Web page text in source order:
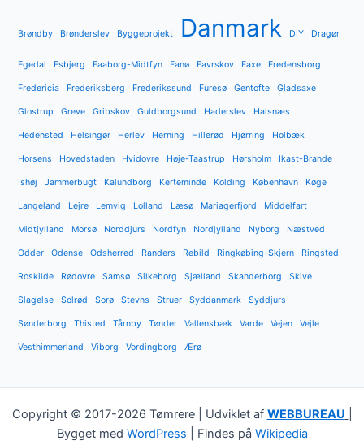
Brøndby Brønderslev Byggeprojekt Danmark DIY Dragør
Egedal Esbjerg Faaborg-Midtfyn Fanø Favrskov Faxe Fredensborg
Fredericia Frederiksberg Frederikssund Furesø Gentofte Gladsaxe
Glostrup Greve Gribskov Guldborgsund Haderslev Halsnæs
Hedensted Helsingør Herlev Herning Hillerød Hjørring Holbæk
Horsens Hovedstaden Hvidovre Høje-Taastrup Hørsholm Ikast-Brande
Ishøj Jammerbugt Kalundborg Kerteminde Kolding København Køge
Langeland Lejre Lemvig Lolland Læsø Mariagerfjord Middelfart
Midtjylland Morsø Norddjurs Nordfyn Nordjylland Nyborg Næstved
Odder Odense Odsherred Randers Rebild Ringkøbing-Skjern Ringsted
Roskilde Rødovre Samsø Silkeborg Sjælland Skanderborg Skive
Slagelse Solrød Sorø Stevns Struer Syddanmark Syddjurs
Sønderborg Thisted Tårnby Tønder Vallensbæk Varde Vejen Vejle
Vesthimmerland Viborg Vordingborg Ærø
Copyright © 2017-2026 Tømrere | Udviklet af WEBBUREAU
Bygget med WordPress | Findes på Wikipedia